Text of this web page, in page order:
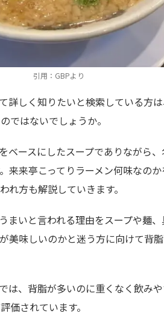
引用：GBPより
詳しく知りたいと検索している方
ではないでしょうか。
ベースにしたスープでありながら
来来亭こってりラーメン何味なの
れ方も解説していきます。
まいと言われる理由をスープや麺
美味しいのかと迷う方に向けて背
は、背脂が多いのに重くなく飲み
価されています。